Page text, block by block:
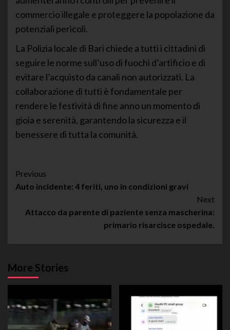
commercio illegale e proteggere la popolazione da
potenziali pericoli.
La Polizia locale di Bari chiede a tutti i cittadini di
seguire le norme sull’uso di fuochi d’artificio e di
evitare l’acquisto da canali non autorizzati. La
collaborazione di tutti è fondamentale per
rendere le festività di fine anno un momento di
gioia e serenità, garantendo la sicurezza e il
benessere di tutta la comunità.
Post
Navigation
Previous
Auto incidente: 4 feriti, uno in condizioni gravi
Next
Attacco da parente di paziente senza mascherina:
primario risarcisce ospedale.
More Stories